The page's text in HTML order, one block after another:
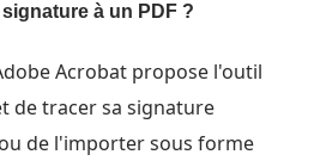
à un PDF ?
Acrobat propose l'outil
de tracer sa signature
de l'importer sous forme